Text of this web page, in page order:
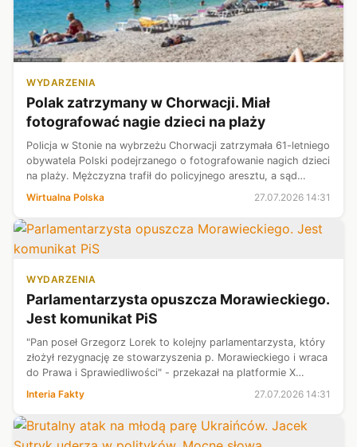
WYDARZENIA
Polak zatrzymany w Chorwacji. Miał
fotografować nagie dzieci na plaży
Policja w Stonie na wybrzeżu Chorwacji zatrzymała 61-letniego
obywatela Polski podejrzanego o fotografowanie nagich dzieci
na plaży. Mężczyzna trafił do policyjnego aresztu, a sąd
zdecydował o tymczasowym aresztowaniu.
Wirtualna Polska 27.07.2026 14:31
WYDARZENIA
Parlamentarzysta opuszcza Morawieckiego.
Jest komunikat PiS
"Pan poseł Grzegorz Lorek to kolejny parlamentarzysta, który
złożył rezygnację ze stowarzyszenia p. Morawieckiego i wraca
do Prawa i Sprawiedliwości" - przekazał na platformie X
rzecznik PiS Rafał Bochenek. Poseł złożył wymagane
oświadczenie.
Interia Fakty 27.07.2026 14:31